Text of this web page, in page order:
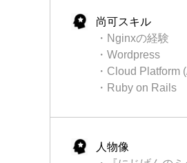
尚可スキル
・Nginxの経験
・Wordpress
・Cloud Platform
・Ruby on Rails
人物像